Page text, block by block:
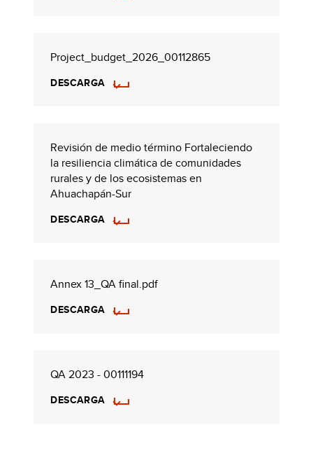
Project_budget_2026_00112865
DESCARGA
Revisión de medio término Fortaleciendo
la resiliencia climática de comunidades
rurales y de los ecosistemas en
Ahuachapán-Sur
DESCARGA
Annex 13_QA final.pdf
DESCARGA
QA 2023 - 00111194
DESCARGA